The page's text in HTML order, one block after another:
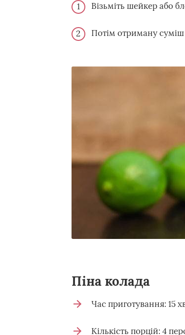
Візьміть шейкер або
Потім отриману
Піна колада
Час приготування: 15
Кількість порцій: 4